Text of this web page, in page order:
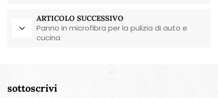
ARTICOLO SUCCESSIVO
Panno in microfibra per la pulizia di auto e
cucina
sottoscrivi